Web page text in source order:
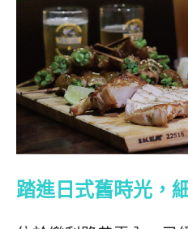
踏進日式舊時光，